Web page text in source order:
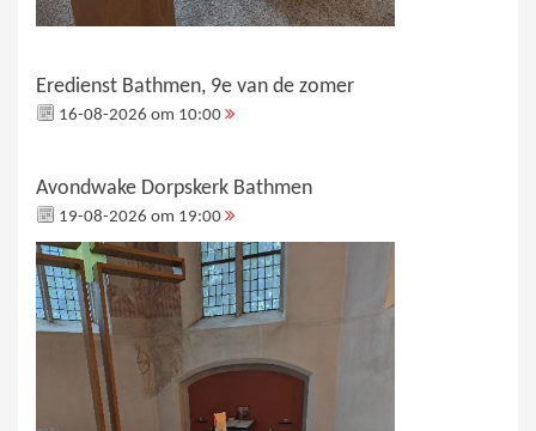
Eredienst Bathmen, 9e van de zomer
16-08-2026 om 10:00
Avondwake Dorpskerk Bathmen
19-08-2026 om 19:00